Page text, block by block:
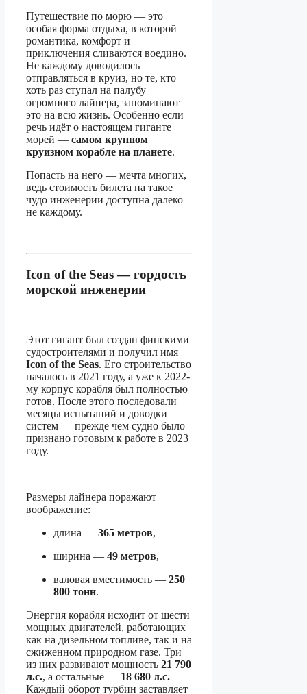
Путешествие по морю — это
особая форма отдыха, в которой
романтика, комфорт и
приключения сливаются воедино.
Не каждому доводилось
отправляться в круиз, но те, кто
хоть раз ступал на палубу
огромного лайнера, запоминают
это на всю жизнь. Особенно если
речь идёт о настоящем гиганте
морей — самом крупном
круизном корабле на планете.
Попасть на него — мечта многих,
ведь стоимость билета на такое
чудо инженерии доступна далеко
не каждому.
Icon of the Seas — гордость
морской инженерии
Этот гигант был создан финскими
судостроителями и получил имя
Icon of the Seas. Его строительство
началось в 2021 году, а уже к 2022-
му корпус корабля был полностью
готов. После этого последовали
месяцы испытаний и доводки
систем — прежде чем судно было
признано готовым к работе в 2023
году.
Размеры лайнера поражают
воображение:
длина — 365 метров,
ширина — 49 метров,
валовая вместимость — 250
800 тонн.
Энергия корабля исходит от шести
мощных двигателей, работающих
как на дизельном топливе, так и на
сжиженном природном газе. Три
из них развивают мощность 21 790
л.с., а остальные — 18 680 л.с.
Каждый оборот турбин заставляет